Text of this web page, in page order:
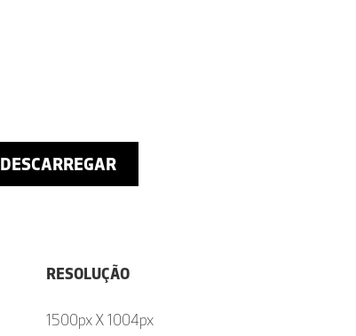
DESCARREGAR
RESOLUÇÃO
1500px X 1004px